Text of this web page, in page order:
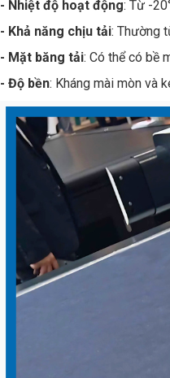
- Nhiệt độ hoạt động: Từ -
- Khả năng chịu tải: Thường
- Mặt băng tải: Có thể có bề
- Độ bền: Kháng mài mòn và